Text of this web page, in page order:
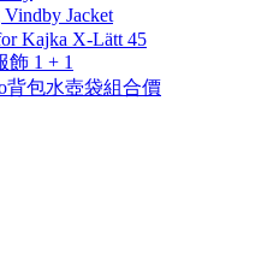
Jacket
Kajka X-Lätt 45
飾 1 + 1
背包水壺袋組合價